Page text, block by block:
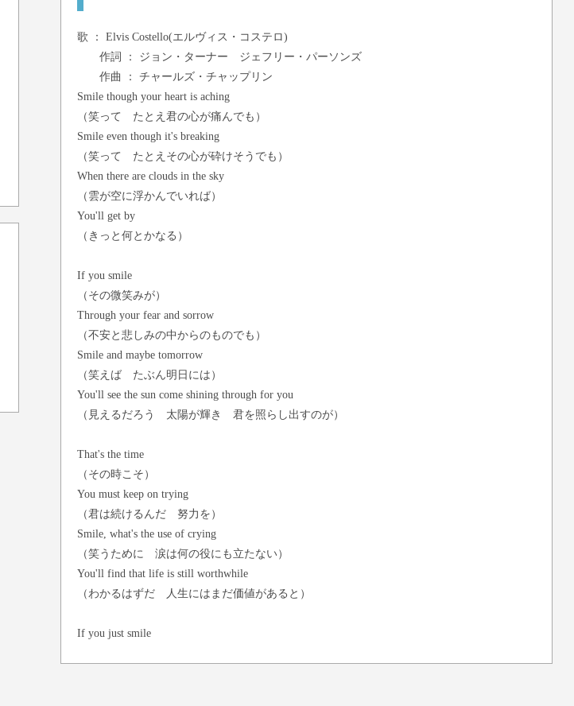
歌 ： Elvis Costello(エルヴィス・コステロ)
作詞 ： ジョン・ターナー ジェフリー・パーソンズ
作曲 ： チャールズ・チャップリン
Smile though your heart is aching
（笑って たとえ君の心が痛んでも）
Smile even though it's breaking
（笑って たとえその心が砕けそうでも）
When there are clouds in the sky
（雲が空に浮かんでいれば）
You'll get by
（きっと何とかなる）
If you smile
（その微笑みが）
Through your fear and sorrow
（不安と悲しみの中からのものでも）
Smile and maybe tomorrow
（笑えば たぶん明日には）
You'll see the sun come shining through for you
（見えるだろう 太陽が輝き 君を照らし出すのが）
That's the time
（その時こそ）
You must keep on trying
（君は続けるんだ 努力を）
Smile, what's the use of crying
（笑うために 涙は何の役にも立たない）
You'll find that life is still worthwhile
（わかるはずだ 人生にはまだ価値があると）
If you just smile